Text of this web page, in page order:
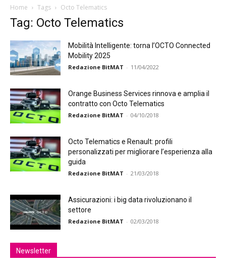
Home Tags Octo Telematics
Tag: Octo Telematics
Mobilità Intelligente: torna l’OCTO Connected
Mobility 2025
Redazione BitMAT - 11/04/2022
Orange Business Services rinnova e amplia il
contratto con Octo Telematics
Redazione BitMAT - 04/10/2018
Octo Telematics e Renault: profili
personalizzati per migliorare l’esperienza alla
guida
Redazione BitMAT - 21/03/2018
Assicurazioni: i big data rivoluzionano il
settore
Redazione BitMAT - 02/03/2018
Newsletter